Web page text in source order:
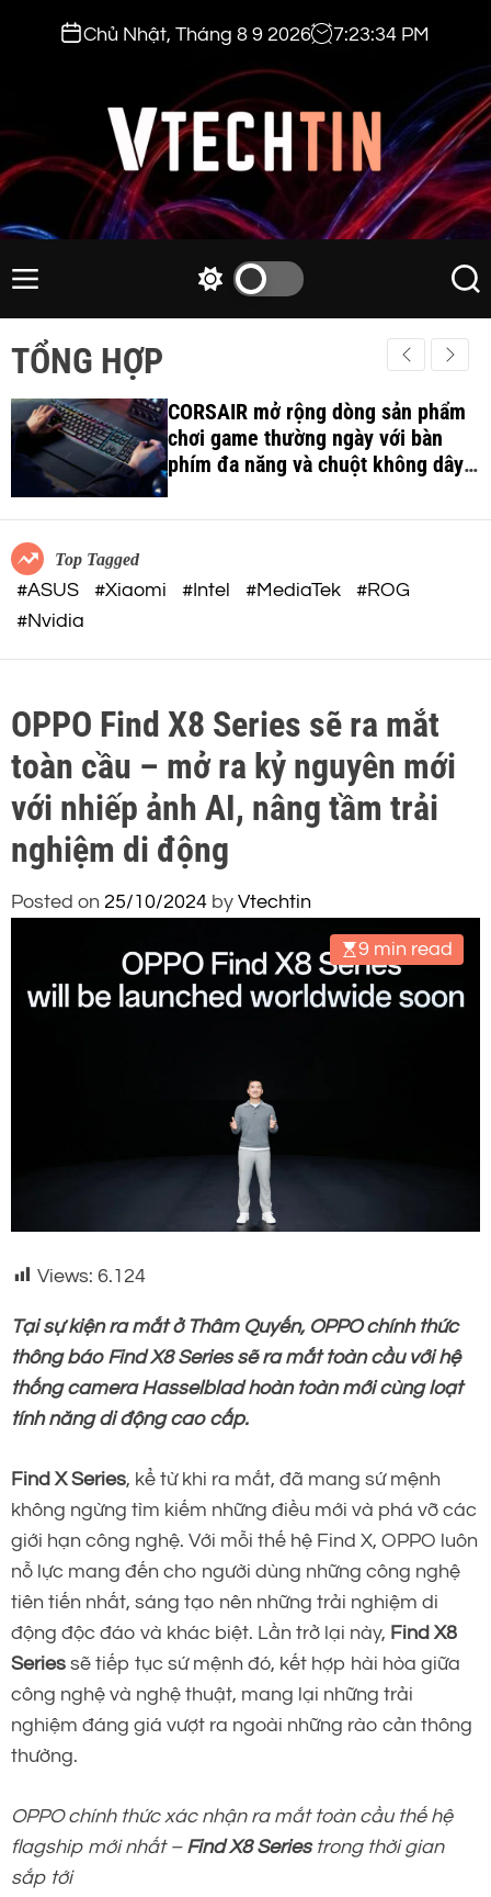
t
o
c
o
e
Chủ Nhật, Tháng 8 9 2026 7:23:35 PM
v
c
h
t
i
n
.
c
m
M
e
w
h
c
o
o
d
S
e
a
r
h
TỔNG HỢP
CORSAIR mở rộng dòng sản phẩm
chơi game thường ngày với bàn
phím đa năng và chuột không dây
công thái học
Top Tagged
#ASUS #Xiaomi #Intel #MediaTek
#ROG
#Nvidia
OPPO Find X8 Series sẽ ra mắt
toàn cầu – mở ra kỷ nguyên mới
với nhiếp ảnh AI, nâng tầm trải
nghiệm di động
Posted on 25/10/2024 by Vtechtin
9 min read
Views: 6.124
Tại sự kiện ra mắt ở Thâm Quyến, OPPO chính thức
thông báo Find X8 Series sẽ ra mắt toàn cầu với hệ
thống camera Hasselblad hoàn toàn mới cùng loạt
tính năng di động cao cấp.
Find X Series, kể từ khi ra mắt, đã mang sứ mệnh
không ngừng tìm kiếm những điều mới và phá vỡ các
giới hạn công nghệ. Với mỗi thế hệ Find X, OPPO luôn
nỗ lực mang đến cho người dùng những công nghệ
tiên tiến nhất, sáng tạo nên những trải nghiệm di
động độc đáo và khác biệt. Lần trở lại này, Find X8
Series sẽ tiếp tục sứ mệnh đó, kết hợp hài hòa giữa
công nghệ và nghệ thuật, mang lại những trải
nghiệm đáng giá vượt ra ngoài những rào cản thông
thường.
OPPO chính thức xác nhận ra mắt toàn cầu thế hệ
flagship mới nhất – Find X8 Seriestrong thời gian
sắp tới